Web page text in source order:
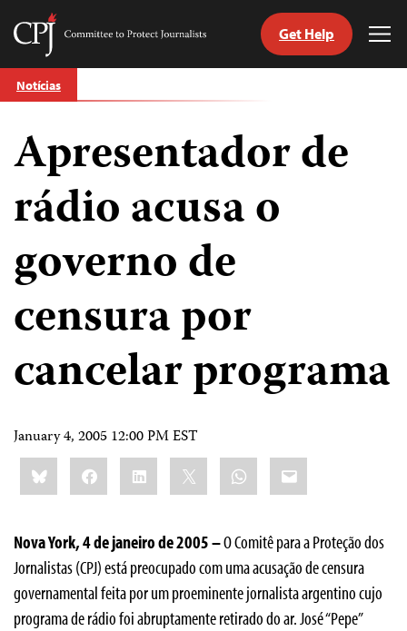
Skip
to
Committee
Journalists
Get Help
Notícias
Apresentador de
rádio acusa o
governo de
censura por
cancelar programa
January 4, 2005 12:00 PM EST
Share
this:BlueskyFacebookLinkedIn WhatsApp
Email
Nova York, 4 de janeiro de 2005 –O Comitê para a Proteção dos
Jornalistas (CPJ) está preocupado com uma acusação de censura
governamental feita por um proeminente jornalista argentino cujo
programa de rádio foi abruptamente retirado do ar. José “Pepe”